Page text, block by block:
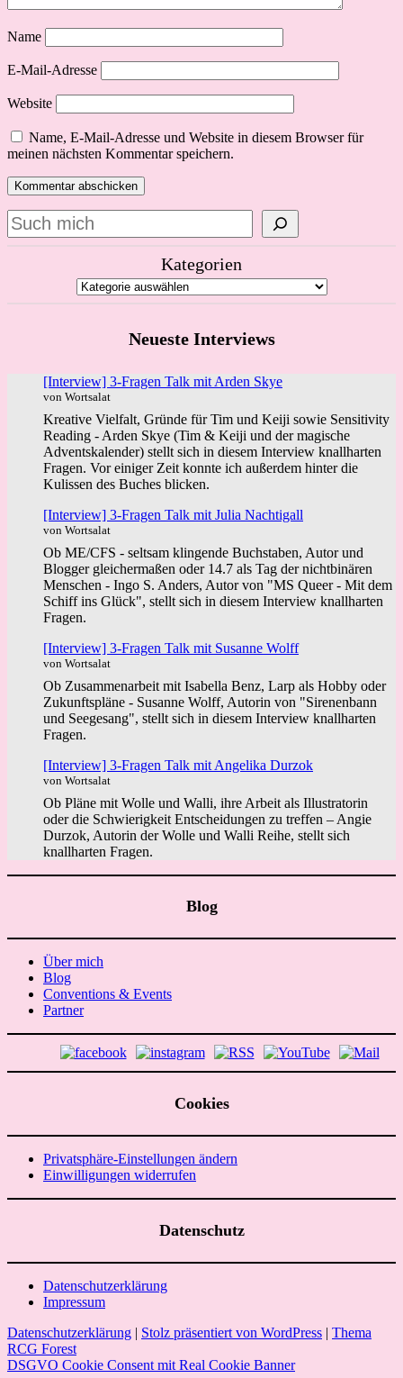
Name
E-Mail-Adresse
Website
Name, E-Mail-Adresse und Website in diesem Browser für
meinen nächsten Kommentar speichern.
Suchen
Kategorien
Neueste Interviews
[Interview] 3-Fragen Talk mit Arden Skye
von Wortsalat
Kreative Vielfalt, Gründe für Tim und Keiji sowie Sensitivity
Reading - Arden Skye (Tim & Keiji und der magische
Adventskalender) stellt sich in diesem Interview knallharten
Fragen. Vor einiger Zeit konnte ich außerdem hinter die
Kulissen des Buches blicken.
[Interview] 3-Fragen Talk mit Julia Nachtigall
von Wortsalat
Ob ME/CFS - seltsam klingende Buchstaben, Autor und
Blogger gleichermaßen oder 14.7 als Tag der nichtbinären
Menschen - Ingo S. Anders, Autor von "MS Queer - Mit dem
Schiff ins Glück", stellt sich in diesem Interview knallharten
Fragen.
[Interview] 3-Fragen Talk mit Susanne Wolff
von Wortsalat
Ob Zusammenarbeit mit Isabella Benz, Larp als Hobby oder
Zukunftspläne - Susanne Wolff, Autorin von "Sirenenbann
und Seegesang", stellt sich in diesem Interview knallharten
Fragen.
[Interview] 3-Fragen Talk mit Angelika Durzok
von Wortsalat
Ob Pläne mit Wolle und Walli, ihre Arbeit als Illustratorin
oder die Schwierigkeit Entscheidungen zu treffen – Angie
Durzok, Autorin der Wolle und Walli Reihe, stellt sich
knallharten Fragen.
Blog
Über mich
Blog
Conventions & Events
Partner
Cookies
Privatsphäre-Einstellungen ändern
Einwilligungen widerrufen
Datenschutz
Datenschutzerklärung
Impressum
Datenschutzerklärung | Stolz präsentiert von WordPress | Thema
RCG Forest
DSGVO Cookie Consent mit Real Cookie Banner